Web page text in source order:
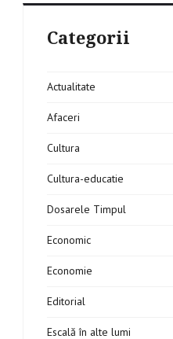
Categorii
Actualitate
Afaceri
Cultura
Cultura-educatie
Dosarele Timpul
Economic
Economie
Editorial
Escală în alte lumi